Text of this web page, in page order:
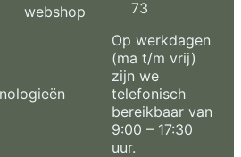
webshop
73
Op werkdagen
(ma t/m vrij)
zijn we
telefonisch
bereikbaar van
9:00 – 17:30
uur.